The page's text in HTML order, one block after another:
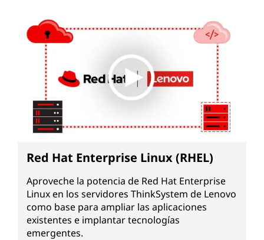
Red Hat Enterprise Linux (RHEL)
Aproveche la potencia de Red Hat Enterprise
Linux en los servidores ThinkSystem de Lenovo
como base para ampliar las aplicaciones
existentes e implantar tecnologías
emergentes.